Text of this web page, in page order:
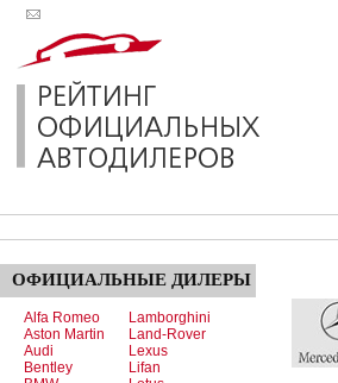
ОФИЦИАЛЬНЫЕ ДИЛЕРЫ
Alfa Romeo
Aston Martin
Audi
Bentley
Lamborghini
Land-Rover
Lexus
Lifan